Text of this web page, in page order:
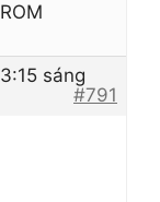
sáng
#791